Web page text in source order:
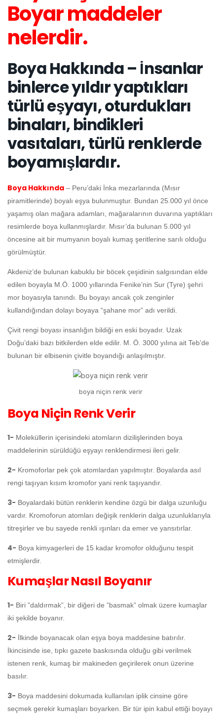
Boyar maddeler
nelerdir.
Boya Hakkında – İnsanlar
binlerce yıldır yaptıkları
türlü eşyayı, oturdukları
binaları, bindikleri
vasıtaları, türlü renklerde
boyamışlardır.
Boya Hakkında – Peru’daki İnka mezarlarında (Mısır
piramitlerinde) boyalı eşya bulunmuştur. Bundan 25.000 yıl önce
yaşamış olan mağara adamları, mağaralarının duvarına yaptıkları
resimlerde boya kullanmışlardır. Mısır’da bulunan 5.000 yıl
öncesine ait bir mumyanın boyalı kumaş şeritlerine sarılı olduğu
görülmüştür.
Akdeniz’de bulunan kabuklu bir böcek çeşidinin salgısından elde
edilen boyayla M.Ö. 1000 yıllarında Fenike’nin Sur (Tyre) şehri
mor boyasıyla tanındı. Bu boyayı ancak çok zenginler
kullandığından dolayı boyaya “şahane mor” adı verildi.
Çivit rengi boyası insanlığın bildiği en eski boyadır. Uzak
Doğu’daki bazı bitkilerden elde edilir. M. Ö. 3000 yılına ait Teb’de
bulunan bir elbisenin çivitle boyandığı anlaşılmıştır.
boya niçin renk verir
Boya Niçin Renk Verir
1- Moleküllerin içerisindeki atomların dizilişlerinden boya
maddelerinin sürüldüğü eşyayı renklendirmesi ileri gelir.
2- Kromoforlar pek çok atomlardan yapılmıştır. Boyalarda asıl
rengi taşıyan kısım kromofor yani renk taşıyandır.
3- Boyalardaki bütün renklerin kendine özgü bir dalga uzunluğu
vardır. Kromoforun atomları değişik renklerin dalga uzunluklarıyla
titreşirler ve bu sayede renkli ışınları da emer ve yansıtırlar.
4- Boya kimyagerleri de 15 kadar kromofor olduğunu tespit
etmişlerdir.
Kumaşlar Nasıl Boyanır
1- Biri ”daldırmak”, bir diğeri de ”basmak” olmak üzere kumaşlar
iki şekilde boyanır.
2- İlkinde boyanacak olan eşya boya maddesine batırılır.
İkincisinde ise, tıpkı gazete baskısında olduğu gibi verilmek
istenen renk, kumaş bir makineden geçirilerek onun üzerine
basılır.
3- Boya maddesini dokumada kullanılan iplik cinsine göre
seçmek gerekir kumaşları boyarken. Bir tür ipin kabul ettiği boyayı